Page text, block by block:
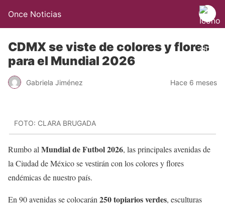
Once Noticias
CDMX se viste de colores y flores
para el Mundial 2026
Gabriela Jiménez Hace 6 meses
FOTO: CLARA BRUGADA
Rumbo al Mundial de Futbol 2026, las principales avenidas de
la Ciudad de México se vestirán con los colores y flores
endémicas de nuestro país.
En 90 avenidas se colocarán 250 topiarios verdes, esculturas